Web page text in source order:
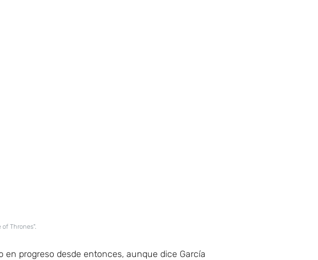
Thrones".
progreso desde entonces, aunque dice García